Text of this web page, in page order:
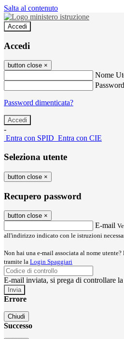
Salta al contenuto
Accedi
Accedi
button close ×
Nome
Password
Password dimenticata?
-
Entra con SPID Entra con CIE
Seleziona utente
button close ×
Recupero password
button close ×
E-mail
all'indirizzo indicato con le istruzioni
Non hai una e-mail associata al nome
tramite la Login Spaggiari
E-mail inviata, si prega di controllare
Errore
Chiudi
Successo